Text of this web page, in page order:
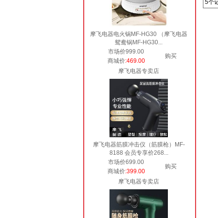
摩飞电器电火锅MF-HG30 （摩飞电器
鸳鸯锅MF-HG30...
市场价999.00
购买
商城价:469.00
摩飞电器专卖店
摩飞电器筋膜冲击仪（筋膜枪）MF-
8188 会员专享价268...
市场价699.00
购买
商城价:399.00
摩飞电器专卖店
5个